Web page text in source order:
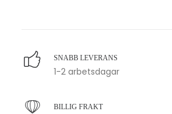
SNABB LEVERANS
1-2 arbetsdagar
BILLIG FRAKT